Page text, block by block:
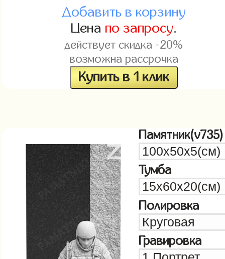
Добавить в корзину
Цена по запросу.
действует скидка -20%
возможна рассрочка
Купить в 1 клик
Памятник(v735)
Тумба
Полировка
Гравировка